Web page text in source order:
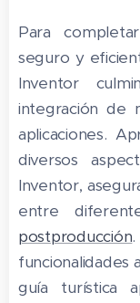
Para
seguro y
Inventor
integración de
aplicaciones.
diversos
Inventor,
entre
postproducción
funcionalidades
guía turística